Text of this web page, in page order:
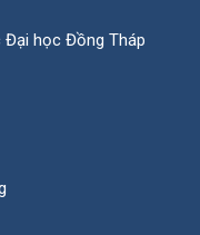
Đại học Đồng Tháp